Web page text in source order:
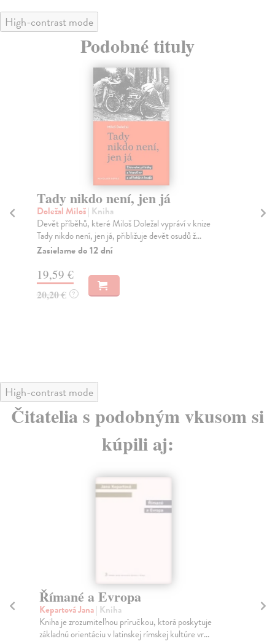
High-contrast mode
Podobné tituly
Tady nikdo není, jen já
Doležal Miloš| Kniha
Devět příběhů, které Miloš Doležal vypráví v knize
Tady nikdo není, jen já, přibližuje devět osudů ž...
Zasielame do 12 dní
19,59 €
20,20 € ?
High-contrast mode
Čitatelia s podobným vkusom si
kúpili aj:
Římané a Evropa
Kepartová Jana| Kniha
Kniha je zrozumiteľnou príručkou, ktorá poskytuje
základnú orientáciu v latinskej rímskej kultúre vr...